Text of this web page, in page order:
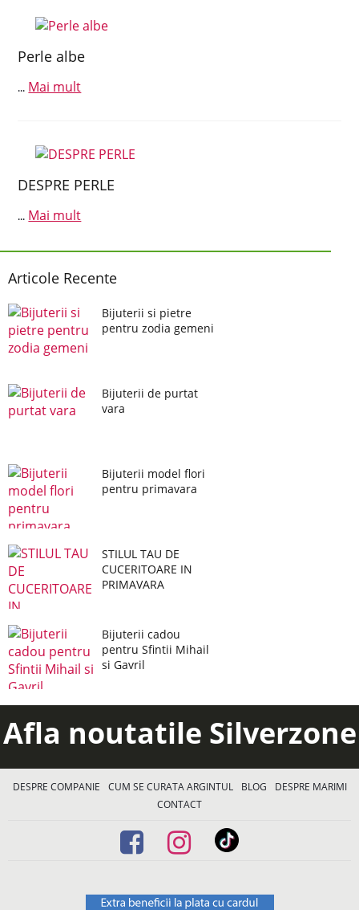
Perle albe
... Mai mult
DESPRE PERLE
... Mai mult
Articole Recente
Bijuterii si pietre
pentru zodia gemeni
Bijuterii de purtat
vara
Bijuterii model flori
pentru primavara
STILUL TAU DE
CUCERITOARE IN
PRIMAVARA
Bijuterii cadou
pentru Sfintii Mihail
si Gavril
Afla noutatile Silverzone
DESPRE COMPANIE CUM SE CURATA ARGINTUL BLOG
DESPRE MARIMI
CONTACT